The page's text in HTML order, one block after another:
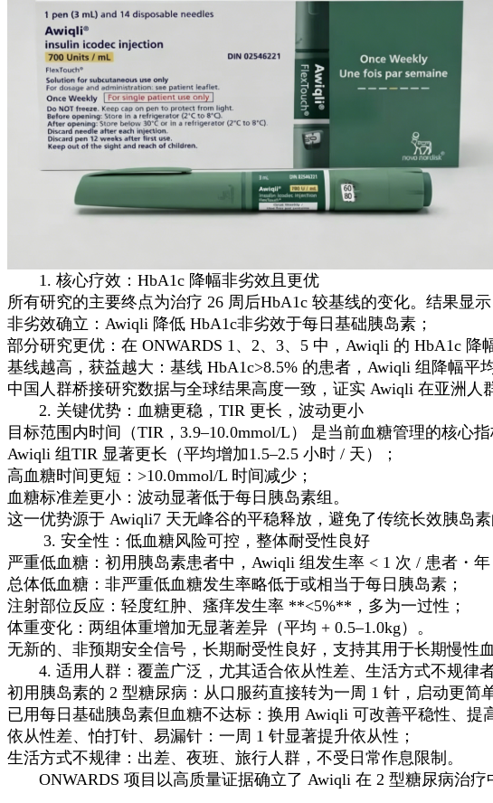
1. 核心疗效：HbA1c 降幅非劣效且更优
所有研究的主要终点为治疗 26 周后HbA1c 较基线的变化。结果显示
非劣效确立：Awiqli 降低 HbA1c非劣效于每日基础胰岛素；
部分研究更优：在 ONWARDS 1、2、3、5 中，Awiqli 的 HbA1c 降
基线越高，获益越大：基线 HbA1c>8.5% 的患者，Awiqli 组降幅平均
中国人群桥接研究数据与全球结果高度一致，证实 Awiqli 在亚洲人
2. 关键优势：血糖更稳，TIR 更长，波动更小
目标范围内时间（TIR，3.9–10.0mmol/L） 是当前血糖管理的核心
Awiqli 组TIR 显著更长（平均增加1.5–2.5 小时 / 天）；
高血糖时间更短：>10.0mmol/L 时间减少；
血糖标准差更小：波动显著低于每日胰岛素组。
这一优势源于 Awiqli7 天无峰谷的平稳释放，避免了传统长效胰岛素
3. 安全性：低血糖风险可控，整体耐受性良好
严重低血糖：初用胰岛素患者中，Awiqli 组发生率 < 1 次 / 患者・年
总体低血糖：非严重低血糖发生率略低于或相当于每日胰岛素；
注射部位反应：轻度红肿、瘙痒发生率 **<5%**，多为一过性；
体重变化：两组体重增加无显著差异（平均 + 0.5–1.0kg）。
无新的、非预期安全信号，长期耐受性良好，支持其用于长期慢性血
4. 适用人群：覆盖广泛，尤其适合依从性差、生活方式不规律
初用胰岛素的 2 型糖尿病：从口服药直接转为一周 1 针，启动更简
已用每日基础胰岛素但血糖不达标：换用 Awiqli 可改善平稳性、提
依从性差、怕打针、易漏针：一周 1 针显著提升依从性；
生活方式不规律：出差、夜班、旅行人群，不受日常作息限制。
ONWARDS 项目以高质量证据确立了 Awiqli 在 2 型糖尿病治疗